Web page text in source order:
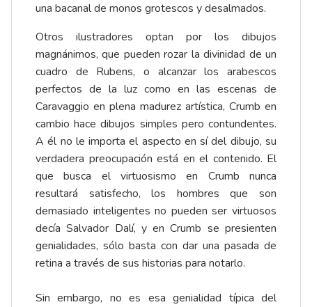
una bacanal de monos grotescos y desalmados.
Otros ilustradores optan por los dibujos
magnánimos, que pueden rozar la divinidad de un
cuadro de Rubens, o alcanzar los arabescos
perfectos de la luz como en las escenas de
Caravaggio en plena madurez artística, Crumb en
cambio hace dibujos simples pero contundentes.
A él no le importa el aspecto en sí del dibujo, su
verdadera preocupación está en el contenido. El
que busca el virtuosismo en Crumb nunca
resultará satisfecho, los hombres que son
demasiado inteligentes no pueden ser virtuosos
decía Salvador Dalí, y en Crumb se presienten
genialidades, sólo basta con dar una pasada de
retina a través de sus historias para notarlo.
Sin embargo, no es esa genialidad típica del